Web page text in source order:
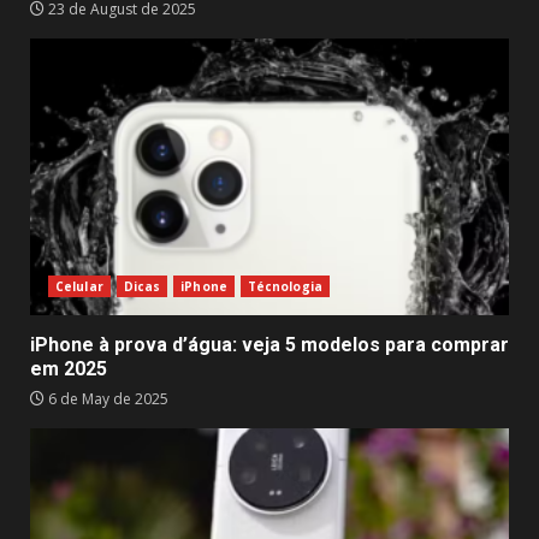
23 de August de 2025
Celular Dicas iPhone Técnologia
iPhone à prova d’água: veja 5 modelos para comprar
em 2025
6 de May de 2025